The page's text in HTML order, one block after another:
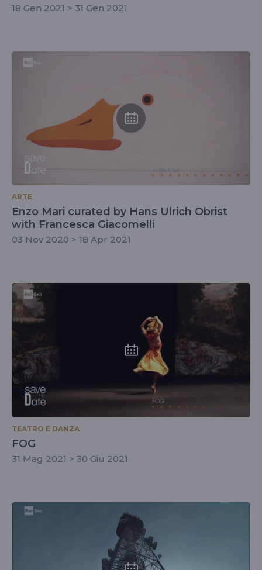
18 Gen 2021 > 31 Gen 2021
ARTE
Enzo Mari curated by Hans Ulrich Obrist
with Francesca Giacomelli
03 Nov 2020 > 18 Apr 2021
TEATRO E DANZA
FOG
31 Mag 2021 > 30 Giu 2021